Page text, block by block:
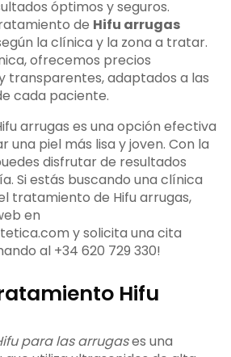
óptimos y seguros.
de Hifu arrugas
la clínica y la zona a tratar.
ofrecemos precios
transparentes, adaptados a las
cada paciente.
arrugas es una opción efectiva
una piel más lisa y joven. Con la
disfrutar de resultados
Si estás buscando una clínica
tratamiento de Hifu arrugas,
en
y solicita una cita
al +34 620 729 330!
Hifu
para las arrugases una